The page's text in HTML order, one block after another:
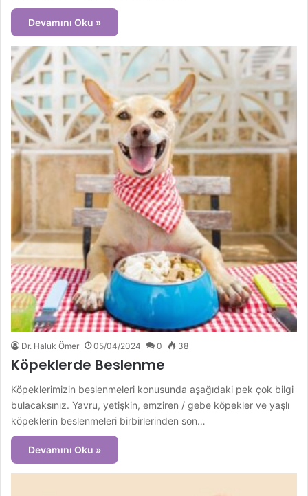
Devamını Oku »
Dr. Haluk Ömer 05/04/2024 0 38
Köpeklerde Beslenme
Köpeklerimizin beslenmeleri konusunda aşağıdaki pek çok bilgi
bulacaksınız. Yavru, yetişkin, emziren / gebe köpekler ve yaşlı
köpeklerin beslenmeleri birbirlerinden son…
Devamını Oku »